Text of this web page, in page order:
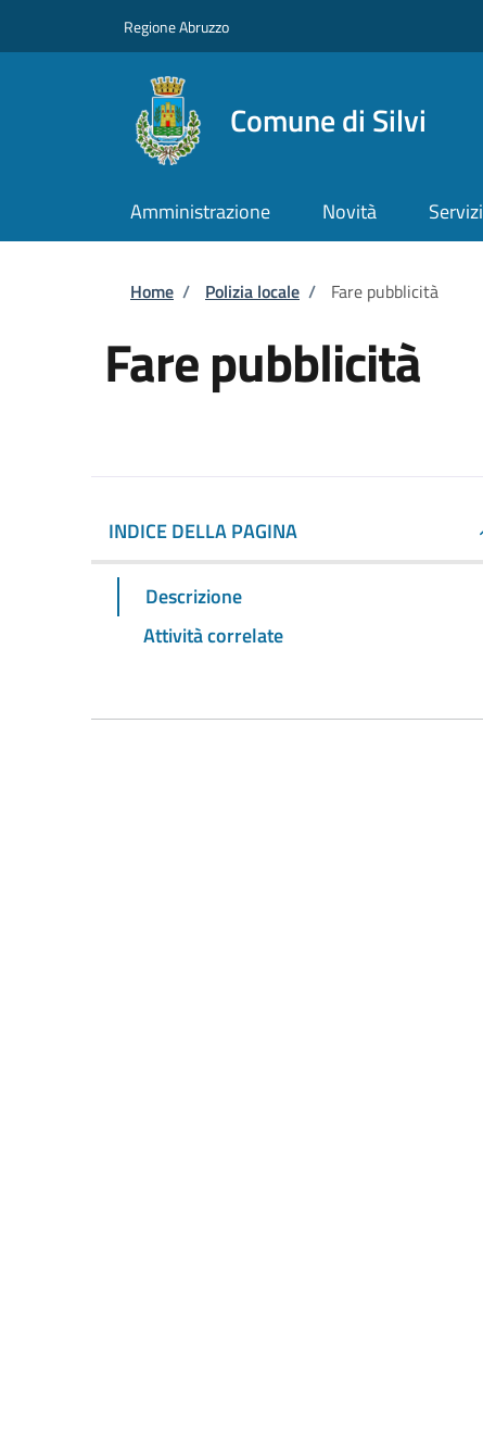
Regione Abruzzo
Comune di Silvi
Amministrazione Novità Servizi
Briciole di pane
Home / Polizia locale / Fare pubblicità
Fare pubblicità
INDICE DELLA PAGINA
Descrizione
Attività correlate